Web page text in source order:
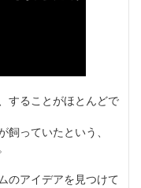
することがほとんどで
っていたという、
のアイデアを見つけて